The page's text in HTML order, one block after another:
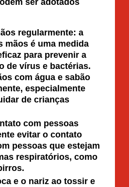
regularmente: a
mãos é uma medida
para prevenir a
de vírus e bactérias.
com água e sabão
especialmente
de crianças
com pessoas
evitar o contato
pessoas que estejam
respiratórios, como
e o nariz ao tossir e